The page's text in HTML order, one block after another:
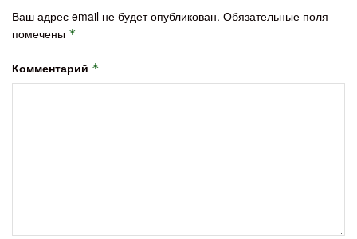
Ваш адрес email не будет опубликован. Обязательные поля
помечены *
Комментарий *